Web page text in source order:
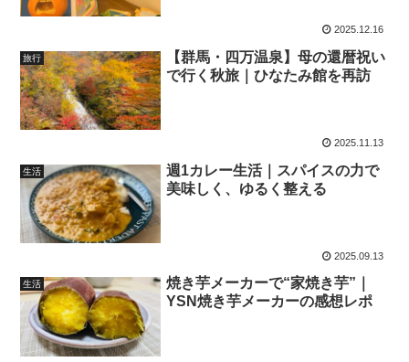
2025.12.16
旅行
【群馬・四万温泉】母の還暦祝い
で行く秋旅｜ひなたみ館を再訪
2025.11.13
生活
週1カレー生活｜スパイスの力で
美味しく、ゆるく整える
2025.09.13
生活
焼き芋メーカーで“家焼き芋”｜
YSN焼き芋メーカーの感想レポ